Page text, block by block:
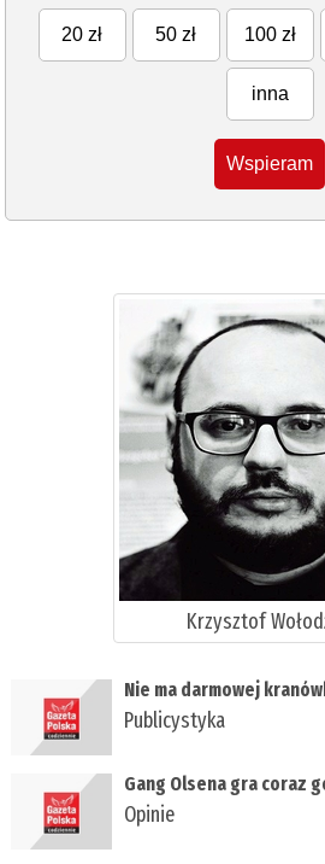
20 zł 50 zł 100 zł
inna
Wspieram
Krzysztof
Nie ma darmowej
Publicystyka
Gang Olsena gra coraz
Opinie